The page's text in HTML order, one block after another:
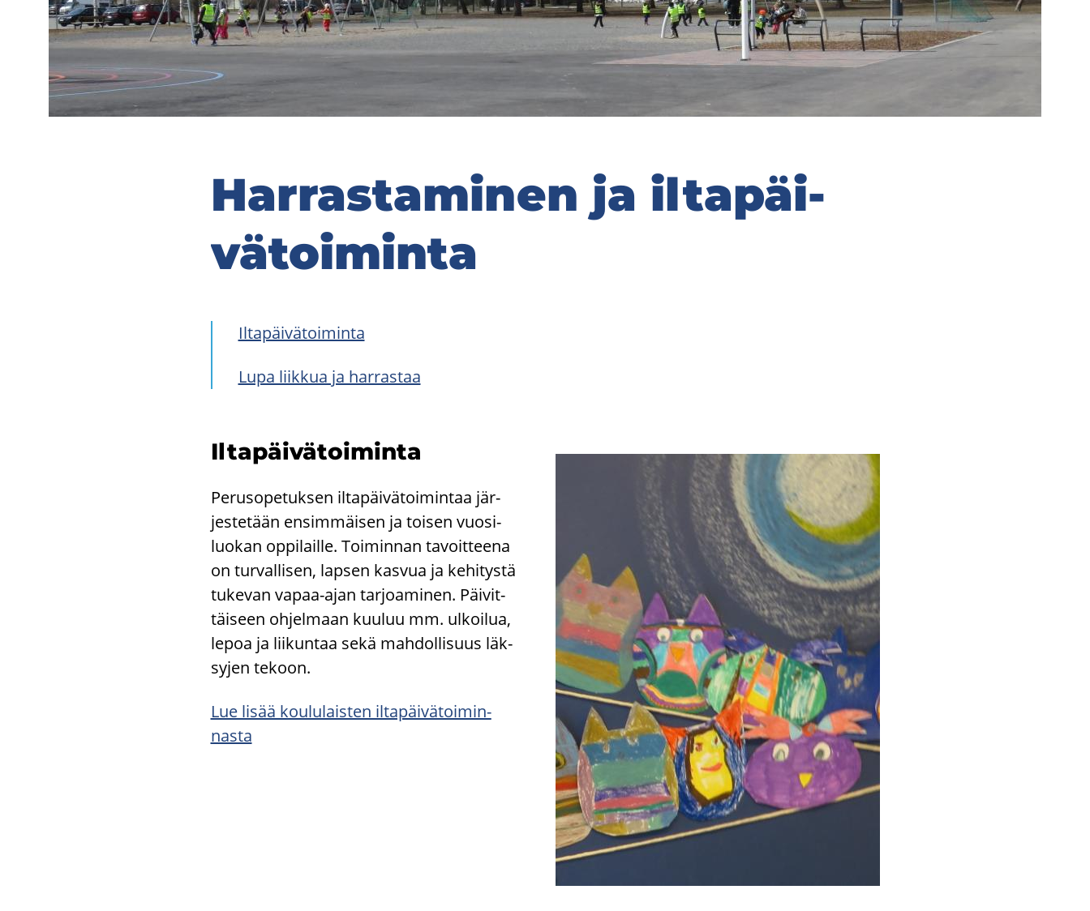
Har­ras­ta­mi­nen ja il­ta­päi­
vä­toi­min­ta
Il­ta­päi­vä­toi­min­ta
Lupa liik­kua ja har­ras­taa
Il­ta­päi­vä­toi­min­ta
Pe­rus­o­pe­tuk­sen il­ta­päi­vä­toi­min­taa jär­
jes­te­tään en­sim­mäi­sen ja toi­sen vuo­si­
luo­kan op­pi­lail­le. Toi­min­nan ta­voit­tee­na
on tur­val­li­sen, lap­sen kas­vua ja ke­hi­tys­tä
tu­ke­van vapaa-​ajan tar­joa­mi­nen. Päi­vit­
täi­seen oh­jel­maan kuu­luu mm. ul­koi­lua,
lepoa ja lii­kun­taa sekä mah­dol­li­suus läk­
sy­jen te­koon.
Lue lisää kou­lu­lais­ten il­ta­päi­vä­toi­min­
nas­ta